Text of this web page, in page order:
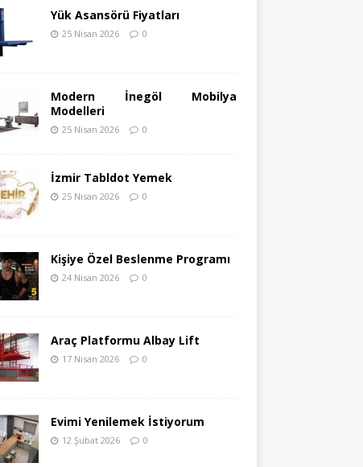
Yük Asansörü Fiyatları
25 Nisan 2026 0
Modern İnegöl Mobilya
Modelleri
25 Nisan 2026 0
İzmir Tabldot Yemek
25 Nisan 2026 0
Kişiye Özel Beslenme Programı
24 Nisan 2026 0
Araç Platformu Albay Lift
17 Nisan 2026 0
Evimi Yenilemek İstiyorum
12 Şubat 2026 0